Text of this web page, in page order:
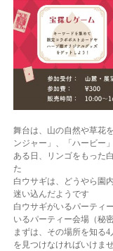
舞台は、山の自然や草花
ンジャー」、「ハービー
ある日、リンゴをもった
た
白ウサギは、どうやら園
迷い込んだようです
白ウサギがいるパーティ
いるパーティー会場（秘
まずは、その場所を知る
を見つけなければいけま